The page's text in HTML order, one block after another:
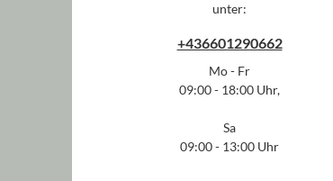
unter:
+436601290662
Mo - Fr
09:00 - 18:00 Uhr,
Sa
09:00 - 13:00 Uhr